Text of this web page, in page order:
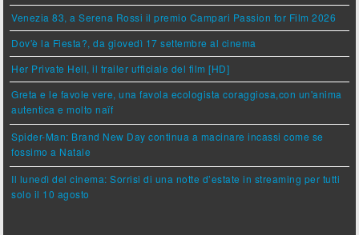
Venezia 83, a Serena Rossi il premio Campari Passion for Film 2026
Dov'è la Fiesta?, da giovedì 17 settembre al cinema
Her Private Hell, il trailer ufficiale del film [HD]
Greta e le favole vere, una favola ecologista coraggiosa,con un'anima
autentica e molto naïf
Spider-Man: Brand New Day continua a macinare incassi come se
fossimo a Natale
Il lunedì del cinema: Sorrisi di una notte d’estate in streaming per tutti
solo il 10 agosto